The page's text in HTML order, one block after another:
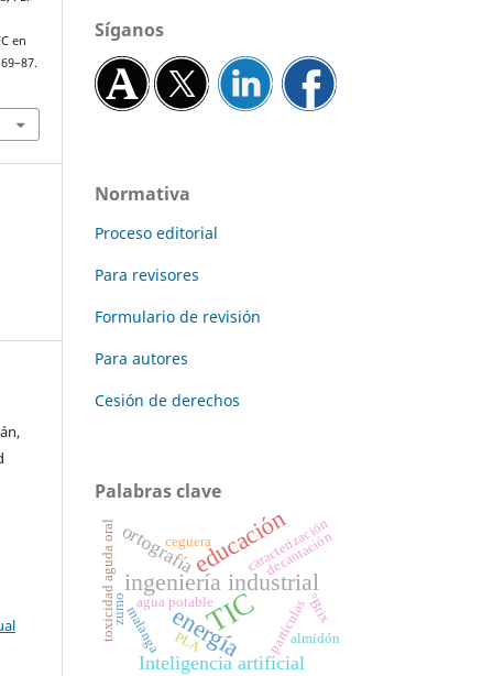
en
Síganos
Normativa
Proceso editorial
Para revisores
Formulario de revisión
Para autores
Cesión de derechos
Palabras clave
TIC
energía
ingeniería industrial
educación
Inteligencia artificial
ortografía
partículas
toxicidad aguda oral agua potable
caracterización
malanga PLA almidón
decantación
ceguera
zumo °Brix